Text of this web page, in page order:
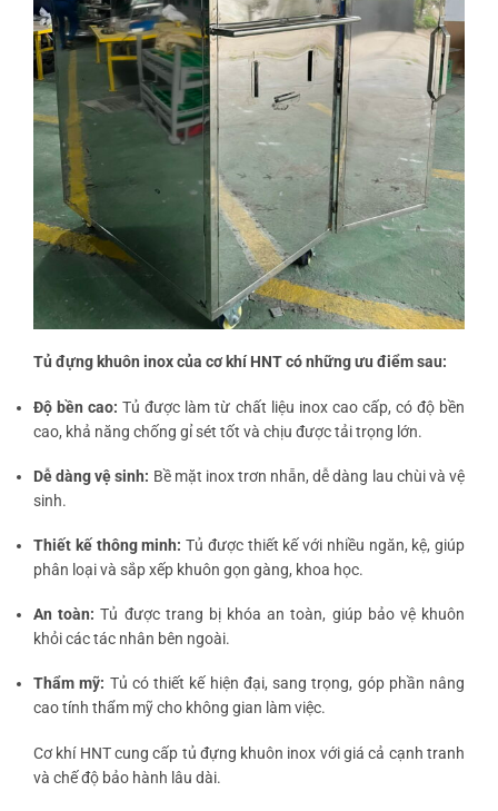
Tủ đựng khuôn inox của cơ khí HNT có những ưu điểm sau:
Độ bền cao: Tủ được làm từ chất liệu inox cao cấp, có độ bền
cao, khả năng chống gỉ sét tốt và chịu được tải trọng lớn.
Dễ dàng vệ sinh: Bề mặt inox trơn nhẵn, dễ dàng lau chùi và vệ
sinh.
Thiết kế thông minh: Tủ được thiết kế với nhiều ngăn, kệ, giúp
phân loại và sắp xếp khuôn gọn gàng, khoa học.
An toàn: Tủ được trang bị khóa an toàn, giúp bảo vệ khuôn
khỏi các tác nhân bên ngoài.
Thẩm mỹ: Tủ có thiết kế hiện đại, sang trọng, góp phần nâng
cao tính thẩm mỹ cho không gian làm việc.
Cơ khí HNT cung cấp tủ đựng khuôn inox với giá cả cạnh tranh
và chế độ bảo hành lâu dài.